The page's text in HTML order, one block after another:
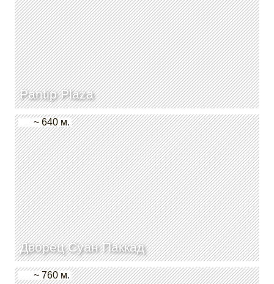
Pantip Plaza
Дворец Суан Паккад
~ 640 м.
~ 760 м.